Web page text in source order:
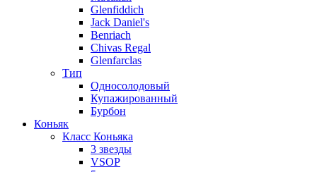
Glenfiddich
Jack Daniel's
Benriach
Chivas Regal
Glenfarclas
Тип
Односолодовый
Купажированный
Бурбон
Коньяк
Класс Коньяка
3 звезды
VSOP